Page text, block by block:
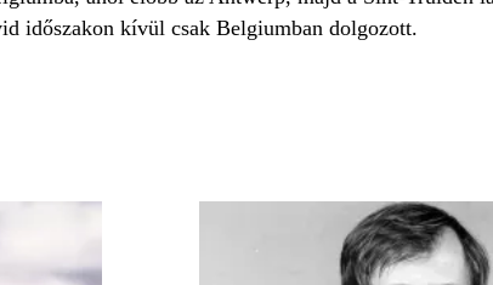
időszakon kívül csak Belgiumban dolgozott.